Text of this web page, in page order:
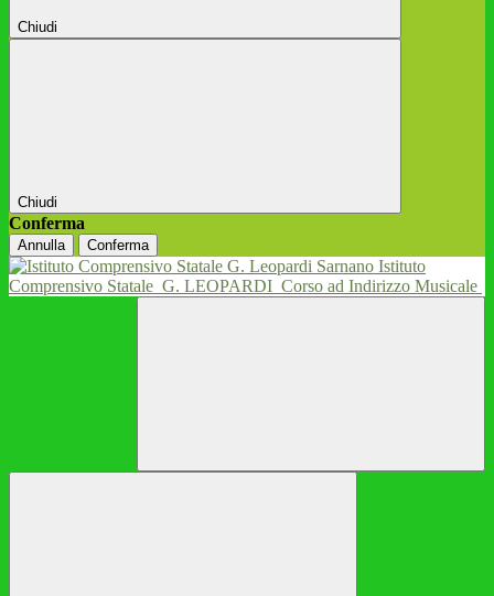
Chiudi
Chiudi
Conferma
Annulla Conferma
Istituto
Comprensivo Statale G. LEOPARDI Corso ad Indirizzo Musicale